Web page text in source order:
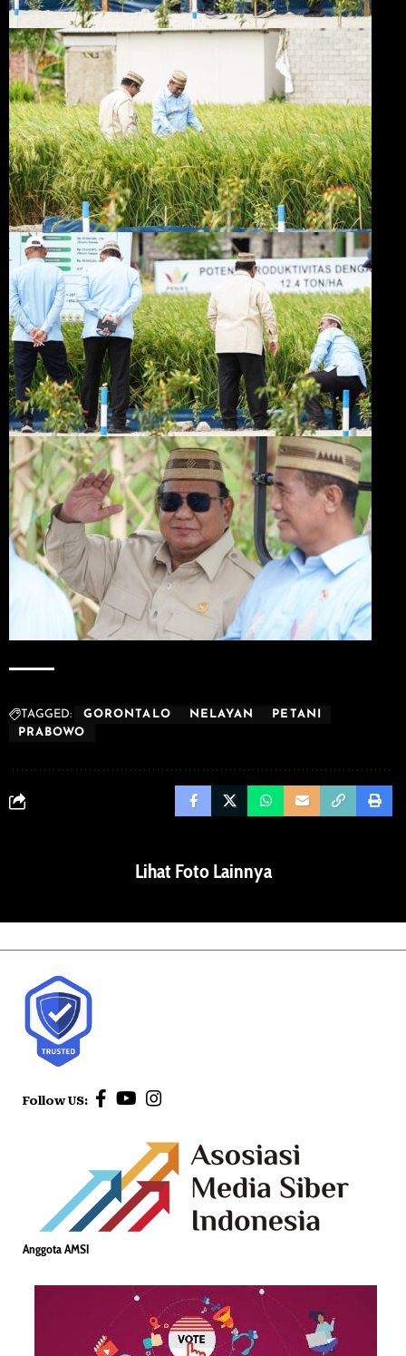
TAGGED: GORONTALO NELAYAN
PETANI
PRABOWO
Lihat Foto Lainnya
Follow US:
Anggota AMSI